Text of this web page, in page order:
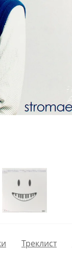
Треклист